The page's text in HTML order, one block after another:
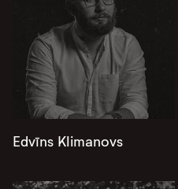
Edvīns Klimanovs